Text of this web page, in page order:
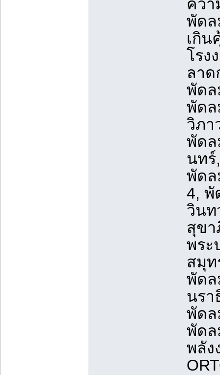
ควา
พัดล
เกิน
โรง
ลา
พัดล
พัดล
วิภา
พัดล
นท
พัดล
4, พั
วินท
สุข
พระ
สมุท
พัดล
นรา
พัดล
พัดล
พลัง